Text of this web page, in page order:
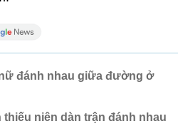
đánh nhau giữa đường ở
thiếu niên dàn trận đánh nhau